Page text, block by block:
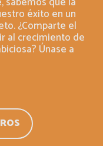
éxito en un
¿Comparte el
al crecimiento de
Únase a
Inglés
Français